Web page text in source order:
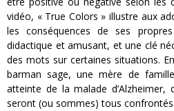
vidéo, « True Colors » illustre aux
les conséquences de ses
didactique et amusant, et une clé
des mots sur certaines situations.
barman sage, une mère de
atteinte de la malade
seront (ou sommes) tous